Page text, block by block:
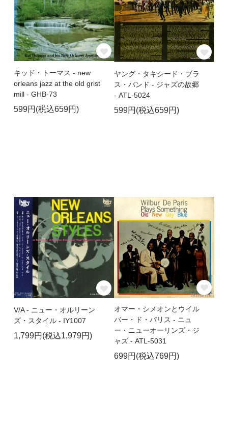
キッド・トーマス - new
orleans jazz at the old grist
mill - GHB-73
599円(税込659円)
ヤング・タキシード・ブラ
ス・バンド - ジャズの故郷
- ATL-5024
599円(税込659円)
V/A - ニュー・オルリーン
ズ・スタイル - IY1007
1,799円(税込1,979円)
オマー・シメオンとウイル
バー・ド・パリス - ニュ
ー・ニューオーリンズ・ジ
ャズ - ATL-5031
699円(税込769円)